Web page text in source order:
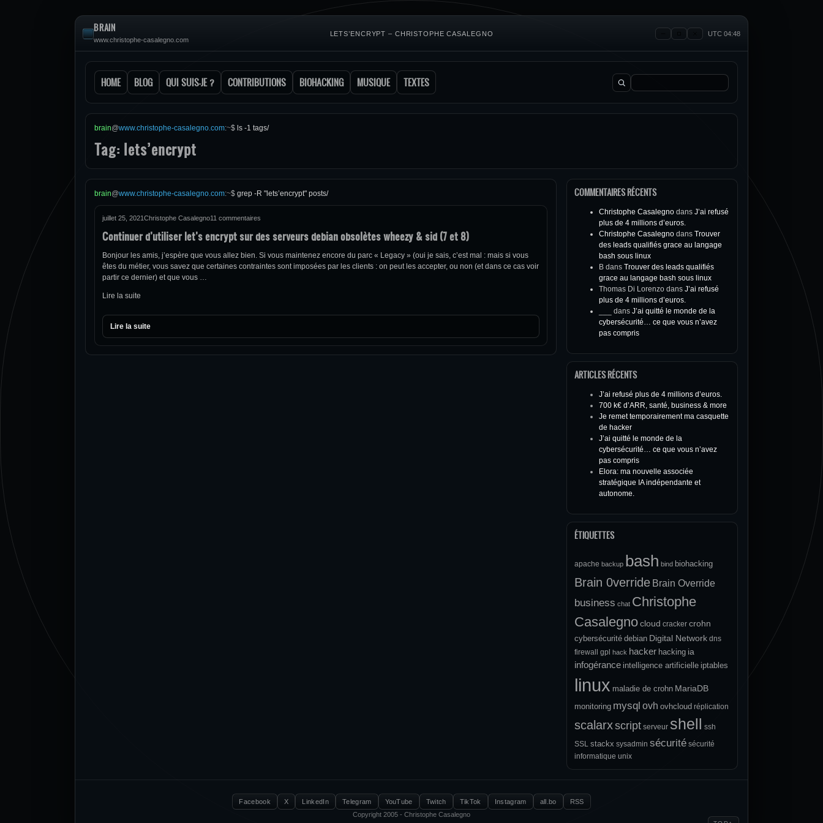
BRAIN
www.christophe-casalegno.com
LETS’ENCRYPT – CHRISTOPHE CASALEGNO UTC 04:48
HOME BLOG QUI SUIS-JE ? CONTRIBUTIONS BIOHACKING MUSIQUE TEXTES Rechercher :
brain@www.christophe-casalegno.com:~$ ls -1 tags/
Tag: lets’encrypt
brain@www.christophe-casalegno.com:~$ grep -R "lets’encrypt" posts/
juillet 25, 2021Christophe Casalegno11 commentaires
Continuer d’utiliser let’s encrypt sur des serveurs debian obsolètes wheezy & sid (7 et 8)
Bonjour les amis, j’espère que vous allez bien. Si vous maintenez encore du parc « Legacy » (oui je sais, c’est mal : mais si vous
êtes du métier, vous savez que certaines contraintes sont imposées par les clients : on peut les accepter, ou non (et dans ce cas voir
partir ce dernier) et que vous …
Lire la suite
Lire la suite
COMMENTAIRES RÉCENTS
Christophe Casalegno dans J’ai refusé
plus de 4 millions d’euros.
Christophe Casalegno dans Trouver
des leads qualifiés grace au langage
bash sous linux
B dans Trouver des leads qualifiés
grace au langage bash sous linux
Thomas Di Lorenzo dans J’ai refusé
plus de 4 millions d’euros.
dans J’ai quitté le monde de la
cybersécurité… ce que vous n’avez
pas compris
ARTICLES RÉCENTS
J’ai refusé plus de 4 millions d’euros.
700 k€ d’ARR, santé, business & more
Je remet temporairement ma casquette
de hacker
J’ai quitté le monde de la
cybersécurité… ce que vous n’avez
pas compris
Elora: ma nouvelle associée
stratégique IA indépendante et
autonome.
ÉTIQUETTES
apache backup bash bind biohacking
Brain 0verride Brain Override
business chat Christophe
Casalegnocloud cracker crohn
cybersécurité debian Digital Network dns
firewall
gpl hack hacker hacking ia
infogérance intelligence artificielle iptables
linux maladie de crohn MariaDB
monitoring mysql ovh ovhcloud réplication
scalarxscript serveur shell
ssh
SSL stackx sysadmin sécurité sécurité
informatique unix
Facebook X LinkedIn Telegram YouTube Twitch TikTok Instagram all.bo
RSS
Copyright 2005 - Christophe Casalegno